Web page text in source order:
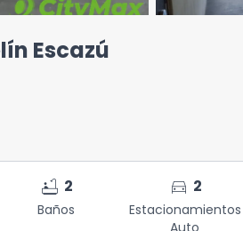
Escazú
bathtub 2
Baños
directions_car 2
Estacionamientos
Auto